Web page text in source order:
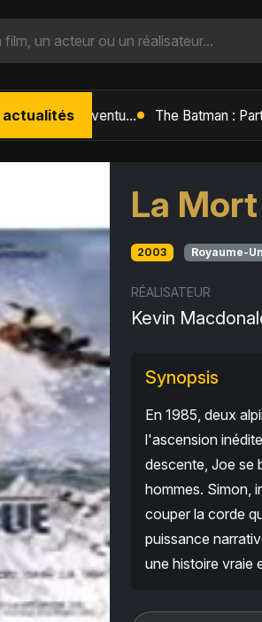
actualités L'Âge de Glace : Le Réveil du Volcan – Manny, Sid et Diego de retour pour une aventure explosive
La
2003 Royaume-
RÉALISATEUR
Kevin
Synopsis
En 1985, deux
l'ascension
descente, Joe se
hommes. Simon,
couper la corde
puissance
une histoire vraie